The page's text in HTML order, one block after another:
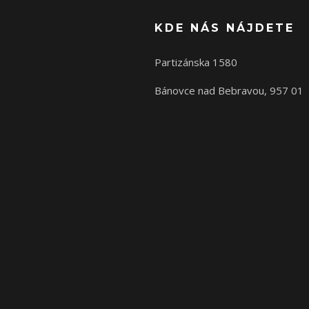
KDE NÁS NÁJDETE
Partizánska 1580
Bánovce nad Bebravou, 957 01